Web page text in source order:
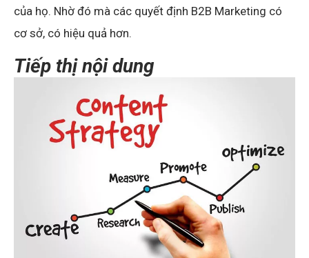
của họ. Nhờ đó mà các quyết định B2B Marketing có
cơ sở, có hiệu quả hơn.
Tiếp thị nội dung